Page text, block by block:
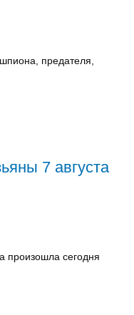
предателя,
7 августа
произошла сегодня